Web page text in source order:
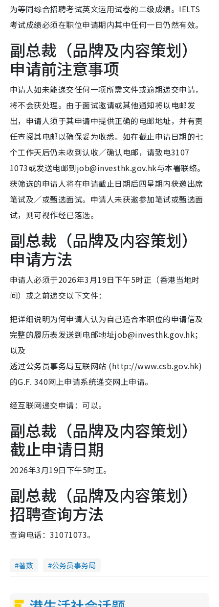
为等同综合招聘考试英文运用试卷的二级成绩。IELTS
考试成绩必须在职位申请期内其中任何一日仍然有效。
副总裁（品牌及内容策划）
申请前注意事项
申请人如未能递交任何一项所需文件或逾期递交申请，
将不会获处理。由于面试邀请或其他通知将以电邮发
出，申请人须于其申请中提供正确的电邮地址，并有责
任查阅其电邮以确保妥为收悉。如在截止申请日期的七
个工作天后仍未收到认收／确认电邮，请致电3107
1073或发送电邮到job@investhk.gov.hk与本署联络。
获筛选的申请人将在申请截止日期后四星期内获邀出席
笔试及／或甄选面试。申请人未获邀参加笔试或甄选面
试，则可视作经已落选。
副总裁（品牌及内容策划）
申请方法
申请人必须于2026年3月19日下午5时正（香港当地时
间）或之前递交以下文件：
把详细说明为何申请人认为自己适合本职位的申请信及
完整的履历表发送到电邮地址job@investhk.gov.hk；
以及
透过公务员事务局互联网站 (http://www.csb.gov.hk)
的G.F. 340网上申请系统递交网上申请。
经互联网递交申请：可以。
副总裁（品牌及内容策划）
截止申请日期
2026年3月19日下午5时正。
副总裁（品牌及内容策划）
招聘查询方法
查询电话：31071073。
著数 公务员事务局